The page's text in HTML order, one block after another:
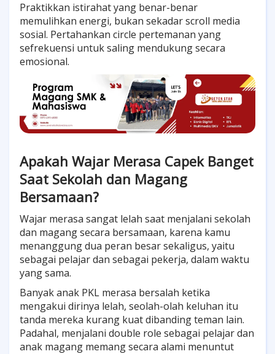
Praktikkan istirahat yang benar-benar
memulihkan energi, bukan sekadar scroll media
sosial. Pertahankan circle pertemanan yang
sefrekuensi untuk saling mendukung secara
emosional.
Apakah Wajar Merasa Capek Banget
Saat Sekolah dan Magang
Bersamaan?
Wajar merasa sangat lelah saat menjalani sekolah
dan magang secara bersamaan, karena kamu
menanggung dua peran besar sekaligus, yaitu
sebagai pelajar dan sebagai pekerja, dalam waktu
yang sama.
Banyak anak PKL merasa bersalah ketika
mengakui dirinya lelah, seolah-olah keluhan itu
tanda mereka kurang kuat dibanding teman lain.
Padahal, menjalani double role sebagai pelajar dan
anak magang memang secara alami menuntut